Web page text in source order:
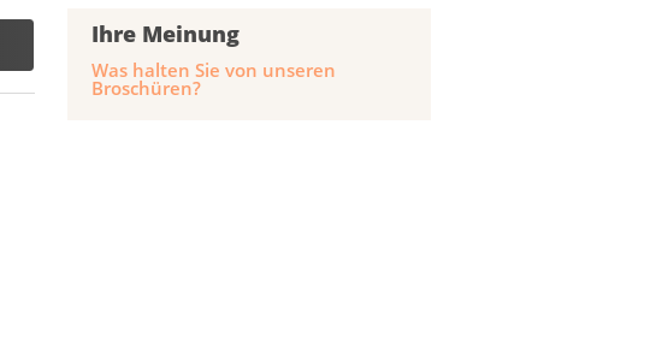
Ihre Meinung
Was halten Sie von unseren
Broschüren?